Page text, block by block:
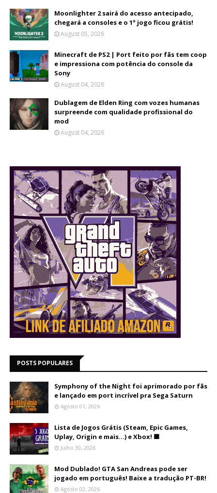
Moonlighter 2 sairá do acesso antecipado,
chegará a consoles e o 1º jogo ficou grátis!
August 05, 2026
Minecraft de PS2 | Port feito por fãs tem coop
e impressiona com potência do console da
Sony
August 04, 2026
Dublagem de Elden Ring com vozes humanas
surpreende com qualidade profissional do
mod
August 04, 2026
POSTS POPULARES
Symphony of the Night foi aprimorado por fãs
e lançado em port incrível pra Sega Saturn
Agosto 01, 2026
Lista de Jogos Grátis (Steam, Epic Games,
Uplay, Origin e mais...) e Xbox! 🟩
Julho 30, 2026
Mod Dublado! GTA San Andreas pode ser
jogado em português! Baixe a tradução PT-BR!
Agosto 02, 2026